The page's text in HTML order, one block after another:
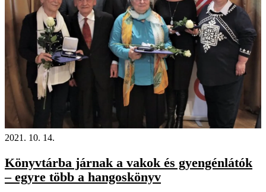
2021. 10. 14.
Könyvtárba járnak a vakok és gyengénlátók
– egyre több a hangoskönyv